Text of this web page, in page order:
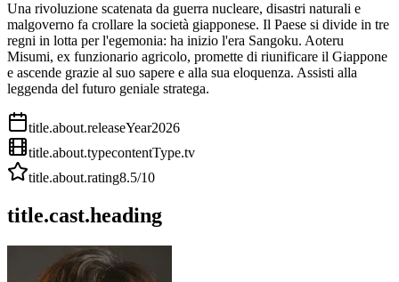
Una rivoluzione scatenata da guerra nucleare, disastri naturali e
malgoverno fa crollare la società giapponese. Il Paese si divide in tre
regni in lotta per l'egemonia: ha inizio l'era Sangoku. Aoteru
Misumi, ex funzionario agricolo, promette di riunificare il Giappone
e ascende grazie al suo sapere e alla sua eloquenza. Assisti alla
leggenda del futuro geniale stratega.
title.about.releaseYear2026
title.about.typecontentType.tv
title.about.rating8.5/10
title.cast.heading